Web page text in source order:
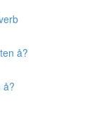
å?
å?